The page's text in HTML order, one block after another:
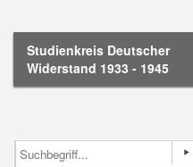
Studienkreis Deutscher
Widerstand 1933 - 1945